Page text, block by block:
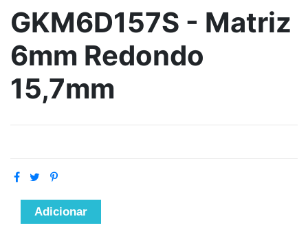
GKM6D157S - Matriz
6mm Redondo
15,7mm
Adicionar